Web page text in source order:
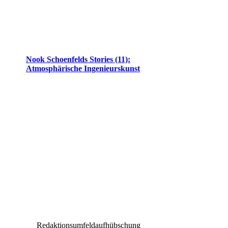
Nook Schoenfelds Stories (11):
Atmosphärische Ingenieurskunst
Redaktionsumfeldaufhübschung